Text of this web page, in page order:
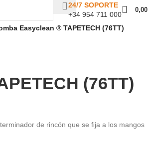
24/7 SOPORTE
+34 954 711 000
Easyclean ® TAPETECH (76TT)
(76TT)
de rincón que se ﬁja a los mangos